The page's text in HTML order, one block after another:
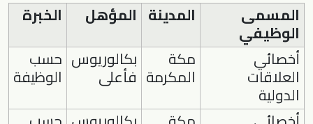
المسمى
الوظيفي
المدينة المؤهل
الخبرة
أخصائي
العلاقات
الدولية
مكة
المكرمة
بكالوريوس
فأعلى
حسب
الوظيفة